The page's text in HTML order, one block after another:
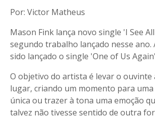
Por: Victor Matheus
Mason Fink lança novo single 'I See
segundo trabalho lançado nesse ano.
sido lançado o single 'One of Us
O objetivo do artista é levar o ouvinte
lugar, criando um momento para
única ou trazer à tona uma emoção
talvez não tivesse sentido de outra